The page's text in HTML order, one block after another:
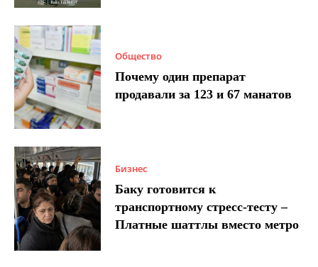
Общество
Почему один препарат
продавали за 123 и 67 манатов
Бизнес
Баку готовится к
транспортному стресс-тесту –
Платные шаттлы вместо метро